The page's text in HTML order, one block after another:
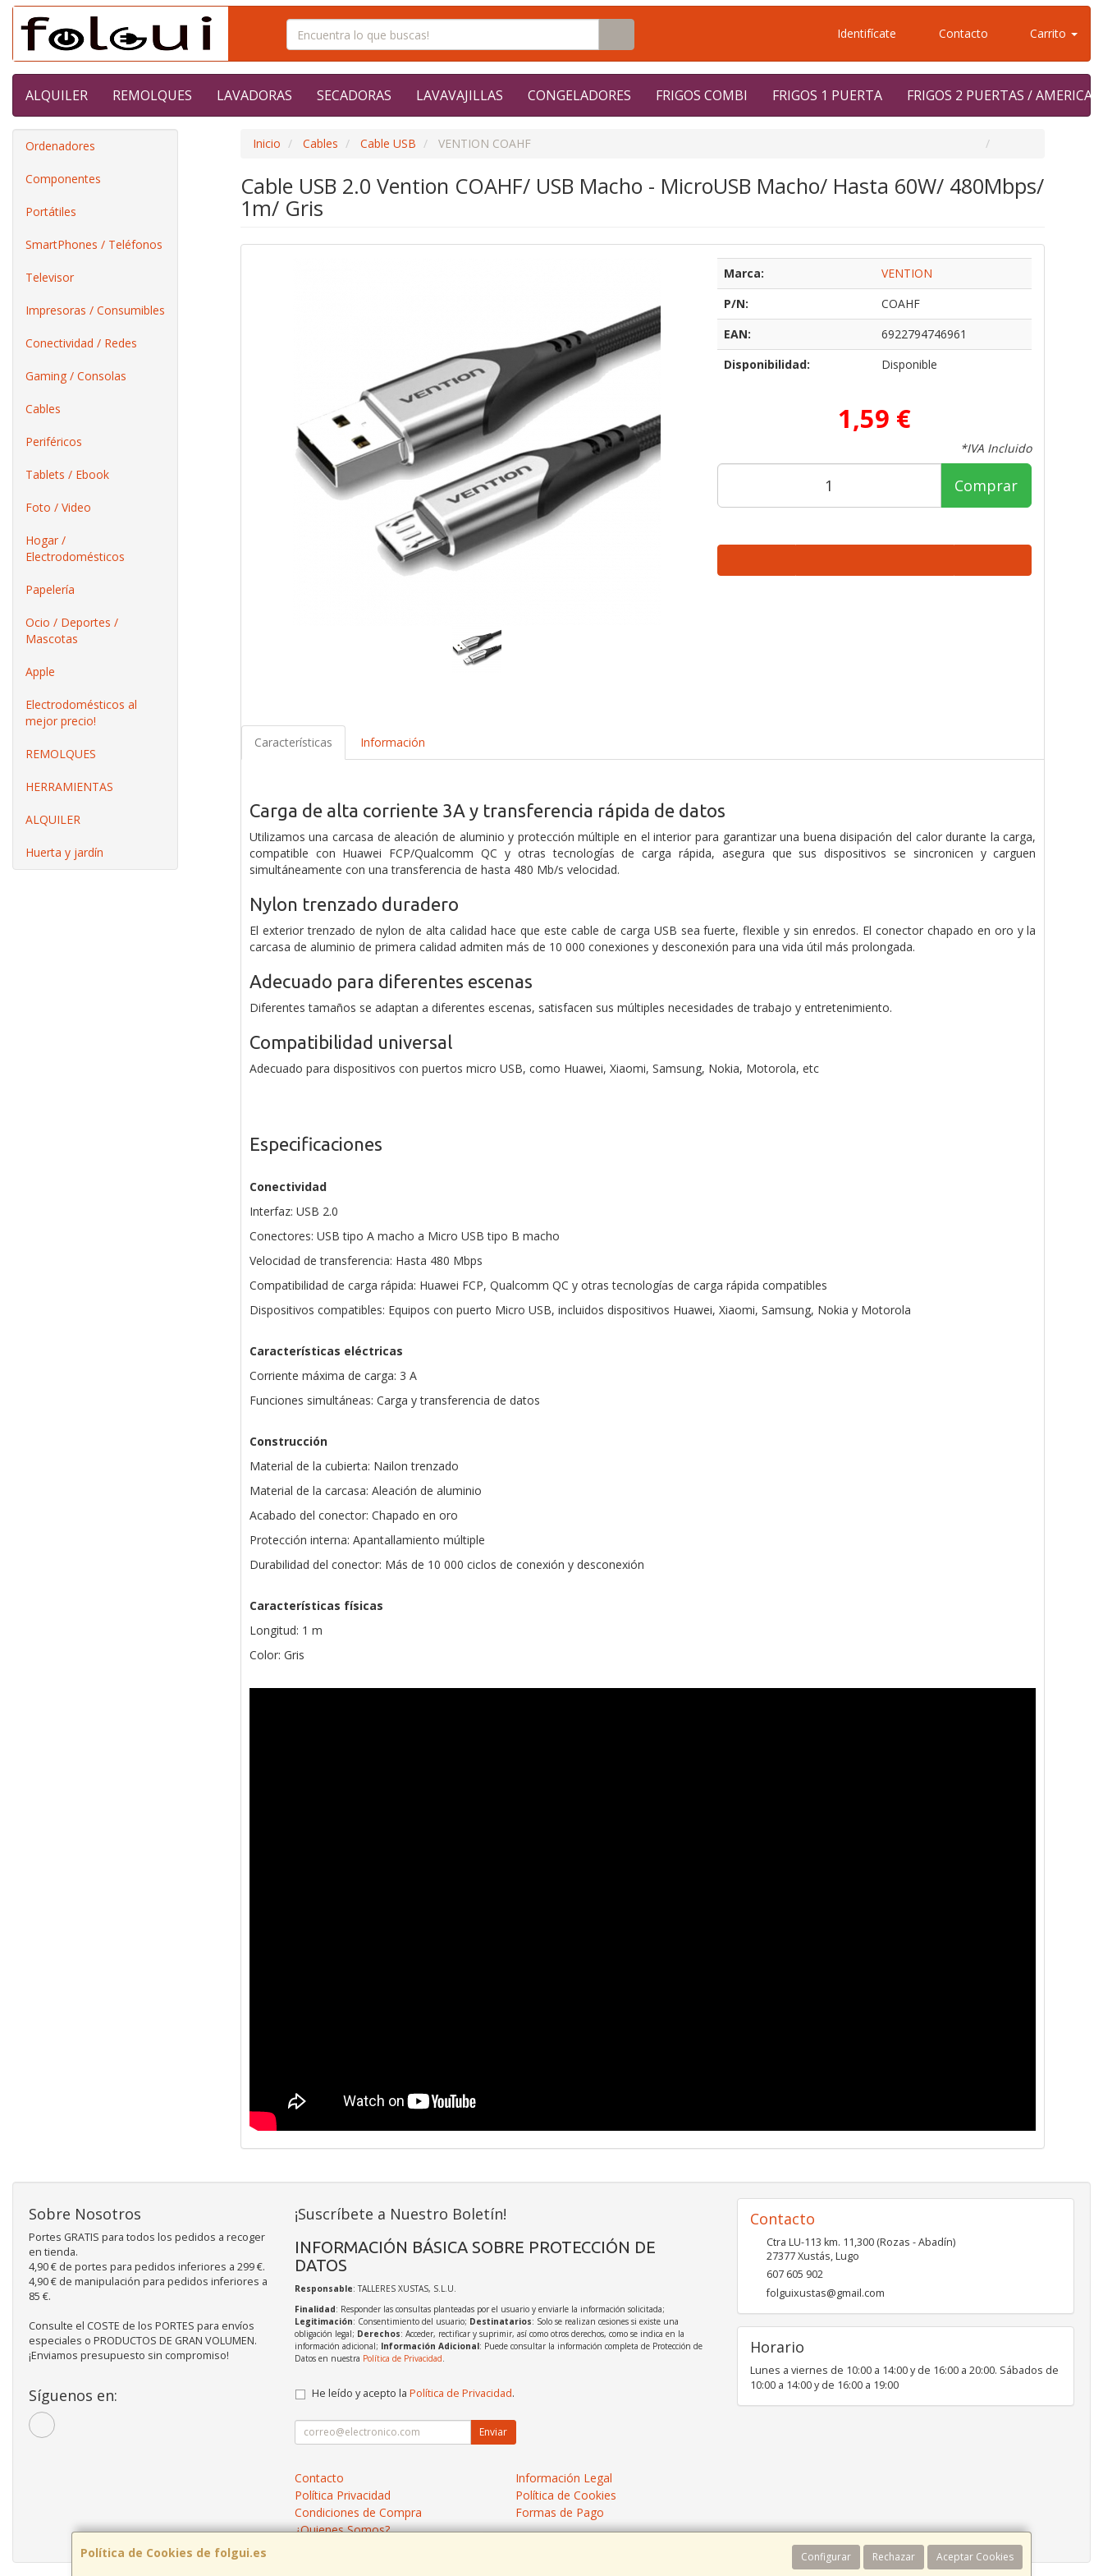
Identifícate Contacto Carrito
ALQUILER REMOLQUES LAVADORAS SECADORAS LAVAVAJILLAS CONGELADORES FRIGOS COMBI FRIGOS 1 PUERTA FRIGOS 2 PUERTAS /
Ordenadores
Componentes
Portátiles
SmartPhones / Teléfonos
Televisor
Impresoras / Consumibles
Conectividad / Redes
Gaming / Consolas
Cables
Periféricos
Tablets / Ebook
Foto / Video
Hogar /
Electrodomésticos
Papelería
Ocio / Deportes /
Mascotas
Apple
Electrodomésticos al
mejor precio!
REMOLQUES
HERRAMIENTAS
ALQUILER
Huerta y jardín
Inicio Cables Cable USB VENTION COAHF
Cable USB 2.0 Vention COAHF/ USB Macho - MicroUSB Macho/ Hasta 60W/ 480Mbps/
1m/ Gris
Marca:
VENTION
P/N:
COAHF
EAN:
6922794746961
Disponibilidad:
Disponible
1,59 €
*IVA Incluido
Comprar
Características Información
Carga de alta corriente 3A y transferencia rápida de datos
Utilizamos una carcasa de aleación de aluminio y protección múltiple en el interior para garantizar una buena disipación del calor durante la carga,
compatible con Huawei FCP/Qualcomm QC y otras tecnologías de carga rápida, asegura que sus dispositivos se sincronicen y carguen
simultáneamente con una transferencia de hasta 480 Mb/s velocidad.
Nylon trenzado duradero
El exterior trenzado de nylon de alta calidad hace que este cable de carga USB sea fuerte, flexible y sin enredos. El conector chapado en oro y la
carcasa de aluminio de primera calidad admiten más de 10 000 conexiones y desconexión para una vida útil más prolongada.
Adecuado para diferentes escenas
Diferentes tamaños se adaptan a diferentes escenas, satisfacen sus múltiples necesidades de trabajo y entretenimiento.
Compatibilidad universal
Adecuado para dispositivos con puertos micro USB, como Huawei, Xiaomi, Samsung, Nokia, Motorola, etc
Especificaciones
Conectividad
Interfaz: USB 2.0
Conectores: USB tipo A macho a Micro USB tipo B macho
Velocidad de transferencia: Hasta 480 Mbps
Compatibilidad de carga rápida: Huawei FCP, Qualcomm QC y otras tecnologías de carga rápida compatibles
Dispositivos compatibles: Equipos con puerto Micro USB, incluidos dispositivos Huawei, Xiaomi, Samsung, Nokia y Motorola
Características eléctricas
Corriente máxima de carga: 3 A
Funciones simultáneas: Carga y transferencia de datos
Construcción
Material de la cubierta: Nailon trenzado
Material de la carcasa: Aleación de aluminio
Acabado del conector: Chapado en oro
Protección interna: Apantallamiento múltiple
Durabilidad del conector: Más de 10 000 ciclos de conexión y desconexión
Características físicas
Longitud: 1 m
Color: Gris
Política de Cookies de folgui.es Configurar Rechazar Aceptar Cookies
Sobre Nosotros
Portes GRATIS para todos los pedidos a recoger
en tienda.
4,90 € de portes para pedidos inferiores a 299 €.
4,90 € de manipulación para pedidos inferiores a
85 €.
Consulte el COSTE de los PORTES para envíos
especiales o PRODUCTOS DE GRAN VOLUMEN.
¡Enviamos presupuesto sin compromiso!
Síguenos en:
¡Suscríbete a Nuestro Boletín!
INFORMACIÓN BÁSICA SOBRE PROTECCIÓN DE
DATOS
Responsable: TALLERES XUSTAS, S.L.U.
Finalidad: Responder las consultas planteadas por el usuario y enviarle la información solicitada;
Legitimación: Consentimiento del usuario; Destinatarios: Solo se realizan cesiones si existe una
obligación legal; Derechos: Acceder, rectificar y suprimir, así como otros derechos, como se indica en la
información adicional; Información Adicional: Puede consultar la información completa de Protección de
Datos en nuestra Política de Privacidad
He leído y acepto la Política de Privacidad.
Enviar
Contacto
Información Legal
Política Privacidad
Política de Cookies
Condiciones de Compra
Formas de Pago
¿Quienes Somos?
Contacto
Ctra LU-113 km. 11,300 (Rozas - Abadín)
27377Xustás,Lugo
607 605 902
folguixustas@gmail.com
Horario
Lunes a viernes de 10:00 a 14:00 y de 16:00 a 20:00. Sábados de
10:00 a 14:00 y de 16:00 a 19:00